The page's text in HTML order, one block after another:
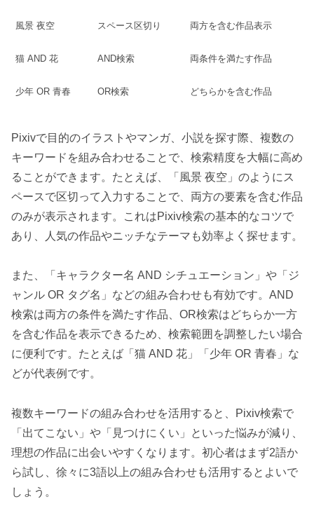
風景 夜空 スペース区切り 両方を含む作品表示
猫 AND 花 AND検索 両条件を満たす作品
少年 OR 青春 OR検索 どちらかを含む作品
Pixivで目的のイラストやマンガ、小説を探す際、複数の
キーワードを組み合わせることで、検索精度を大幅に高め
ることができます。たとえば、「風景 夜空」のようにス
ペースで区切って入力することで、両方の要素を含む作品
のみが表示されます。これはPixiv検索の基本的なコツで
あり、人気の作品やニッチなテーマも効率よく探せます。
また、「キャラクター名 AND シチュエーション」や「ジ
ャンル OR タグ名」などの組み合わせも有効です。AND
検索は両方の条件を満たす作品、OR検索はどちらか一方
を含む作品を表示できるため、検索範囲を調整したい場合
に便利です。たとえば「猫 AND 花」「少年 OR 青春」な
どが代表例です。
複数キーワードの組み合わせを活用すると、Pixiv検索で
「出てこない」や「見つけにくい」といった悩みが減り、
理想の作品に出会いやすくなります。初心者はまず2語か
ら試し、徐々に3語以上の組み合わせも活用するとよいで
しょう。